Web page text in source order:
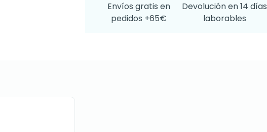
Envíos gratis en
pedidos +65€
Devolución en 14 días
laborables